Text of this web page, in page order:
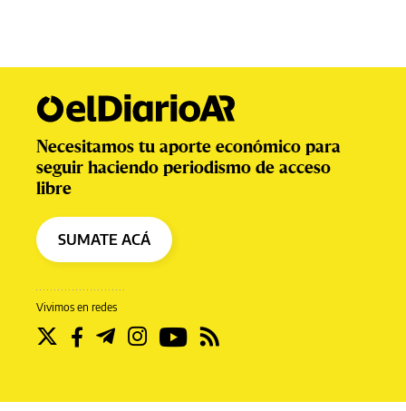
Vivimos en redes
Necesitamos tu aporte económico para
seguir haciendo periodismo de acceso
libre
SUMATE ACÁ